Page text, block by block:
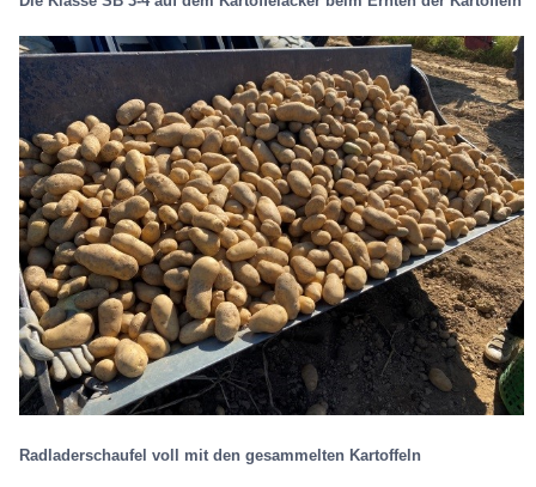
Radladerschaufel voll mit den gesammelten Kartoffeln